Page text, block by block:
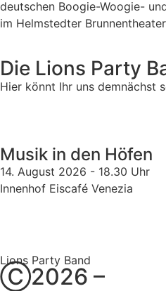
deutschen Boogie-Woogie-
im Helmstedter
Die Lions Party
Hier könnt Ihr uns demnächst
Musik in den Höfen
14. August 2026 - 18.30 Uhr
Innenhof Eiscafé Venezia
Lions Party Band
Ⓒ2026 –